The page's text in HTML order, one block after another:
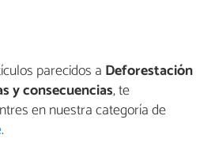
parecidos a Deforestación
y consecuencias, te
en nuestra categoría de
.